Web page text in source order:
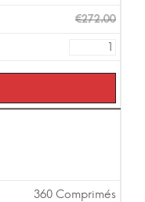
€272.00
360 Comprimés